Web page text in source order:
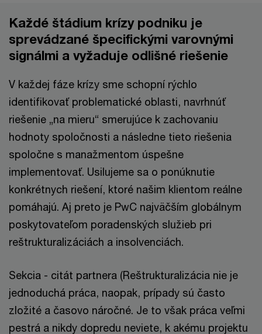
Každé štádium krízy podniku je
sprevádzané špecifickými varovnými
signálmi a vyžaduje odlišné riešenie
V každej fáze krízy sme schopní rýchlo
identifikovať problematické oblasti, navrhnúť
riešenie „na mieru“ smerujúce k zachovaniu
hodnoty spoločnosti a následne tieto riešenia
spoločne s manažmentom úspešne
implementovať. Usilujeme sa o ponúknutie
konkrétnych riešení, ktoré našim klientom reálne
pomáhajú. Aj preto je PwC najväčším globálnym
poskytovateľom poradenských služieb pri
reštrukturalizáciách a insolvenciách.
Sekcia - citát partnera (Reštrukturalizácia nie je
jednoduchá práca, naopak, prípady sú často
zložité a časovo náročné. Je to však práca veľmi
pestrá a nikdy dopredu neviete, k akému projektu